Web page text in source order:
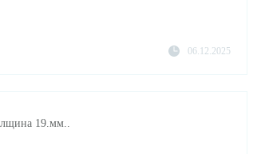
06.12.2025
19.мм..